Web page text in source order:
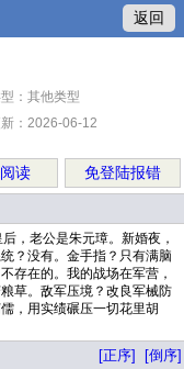
返回
：其他类型
：2026-06-12
读 免登陆报错
，老公是朱元璋。新婚夜，
？没有。金手指？只有满脑
存在的。我的战场在军营，
草。敌军压境？改良军械防
，用实绩碾压一切花里胡
[正序] [倒序]